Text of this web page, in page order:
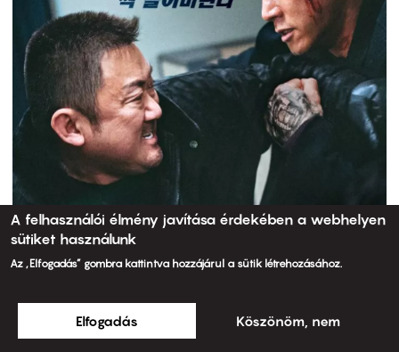
A felhasználói élmény javítása érdekében a webhelyen
sütiket használunk
Az „Elfogadás” gombra kattintva hozzájárul a sütik létrehozásához.
Elfogadás Köszönöm, nem